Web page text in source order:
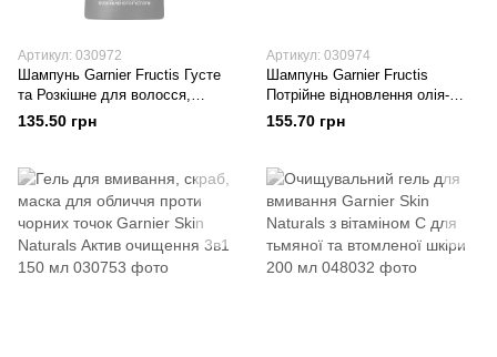
Артикул: 030972
Шампунь Garnier Fructis Густе
та Розкішне для волосся,
позбавленого густоти 400 мл
135.50 грн
Артикул: 030974
Шампунь Garnier Fructis
Потрійне відновлення олія-
догляд для сухого та
пошкодженого волосся 400 мл
155.70 грн